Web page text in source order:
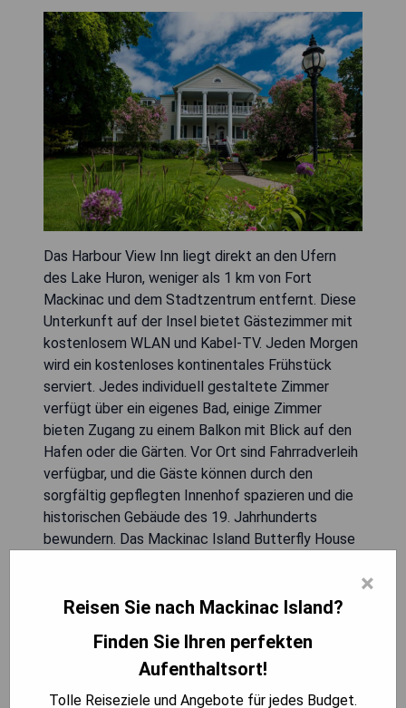
Das Harbour View Inn liegt direkt an den Ufern
des Lake Huron, weniger als 1 km von Fort
Mackinac und dem Stadtzentrum entfernt. Diese
Unterkunft auf der Insel bietet Gästezimmer mit
kostenlosem WLAN und Kabel-TV. Jeden Morgen
wird ein kostenloses kontinentales Frühstück
serviert. Jedes individuell gestaltete Zimmer
verfügt über ein eigenes Bad, einige Zimmer
bieten Zugang zu einem Balkon mit Blick auf den
Hafen oder die Gärten. Vor Ort sind Fahrradverleih
verfügbar, und die Gäste können durch den
sorgfältig gepflegten Innenhof spazieren und die
historischen Gebäude des 19. Jahrhunderts
bewundern. Das Mackinac Island Butterfly House
State Park und der Flughafen der Insel innerhalb
- Kostenfreies WLAN in allen Zimmern
- Tägliches kontinentales Frühstück inklusive
×
Reisen Sie nach Mackinac Island?
Finden Sie Ihren perfekten
Aufenthaltsort!
Tolle Reiseziele und Angebote für jedes Budget.